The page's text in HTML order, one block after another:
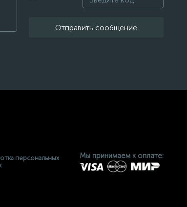
Отправить сообщение
персональных
Мы принимаем к оплате: